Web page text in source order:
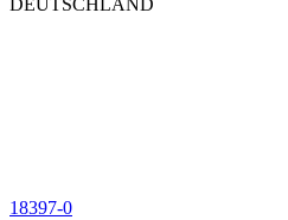
DEUTSCHLAND
18397-0